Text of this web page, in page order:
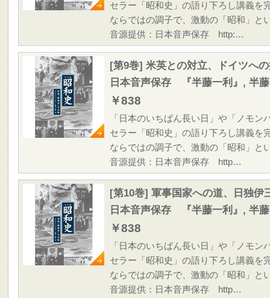
セラー「昭和史」の語り下ろし講義を
ならではの調子で、激動の「昭和」と
音源提供：日本音声保存 http:…
[第9巻] 米英との対立、ドイツへ
日本音声保存 『半藤一利』, 半
￥838
「日本のいちばん長い日」や「ノモ
セラー「昭和史」の語り下ろし講義を
ならではの調子で、激動の「昭和」
音源提供：日本音声保存 http…
[第10巻] 軍事国家への道、日独伊
日本音声保存 『半藤一利』, 半
￥838
「日本のいちばん長い日」や「ノモ
セラー「昭和史」の語り下ろし講義を
ならではの調子で、激動の「昭和」
音源提供：日本音声保存 http…